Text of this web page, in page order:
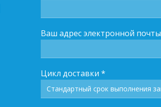
Ваш адрес электронной почты
Цикл доставки *